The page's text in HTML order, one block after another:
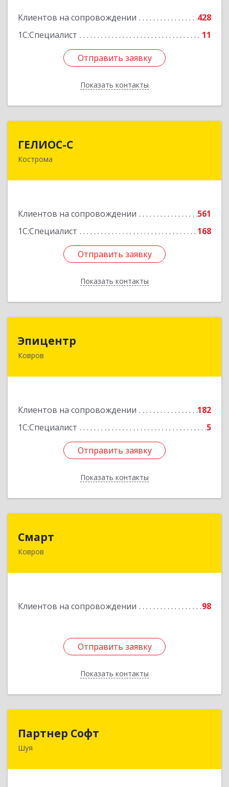
Клиентов на сопровождении
428
1С:Специалист
11
Отправить заявку
Показать контакты
Отправить заявку
Назад
ГЕЛИОС-С
Кострома
Клиентов на сопровождении
561
1С:Специалист
168
Отправить заявку
Показать контакты
156026, Костромская обл, г.о. город Кострома,
Отправить заявку
Назад
Эпицентр
Ковров
Клиентов на сопровождении
182
1С:Специалист
5
Отправить заявку
Показать контакты
601900, Владимирская обл, Ковров г, Барсукова
Отправить заявку
Назад
Смарт
Ковров
Клиентов на сопровождении 98
Отправить заявку
Показать контакты
601900, Владимирская обл, Ковров г, Труда ул,
Отправить заявку
Назад
Партнер Софт
Шуя155900, Ивановская обл, Шуйский р-н, Шуя г,